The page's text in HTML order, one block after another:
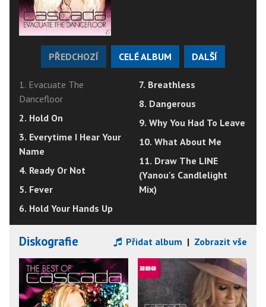
PŘEDCHOZÍ CELÉ ALBUM DALŠÍ
1. Evacuate The
Dancefloor
2. Hold On
3. Everytime I Hear Your
Name
4. Ready Or Not
5. Fever
6. Hold Your Hands Up
7. Breathless
8. Dangerous
9. Why You Had To Leave
10. What About Me
11. Draw The LINE
(Yanou's Candlelight
Mix)
Diskografie Přidat album | Zobrazit vše